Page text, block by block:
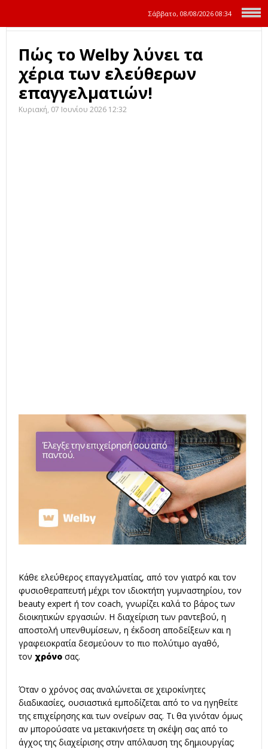
Σάββατο, 08/08/2026 08:34
Πώς το Welby λύνει τα
χέρια των ελεύθερων
επαγγελματιών!
Κυριακή, 07 Ιουνίου 2026 12:32
Κάθε ελεύθερος επαγγελματίας, από τον γιατρό και τον
φυσιοθεραπευτή μέχρι τον ιδιοκτήτη γυμναστηρίου, τον
beauty expert ή τον coach, γνωρίζει καλά το βάρος των
διοικητικών εργασιών. Η διαχείριση των ραντεβού, η
αποστολή υπενθυμίσεων, η έκδοση αποδείξεων και η
γραφειοκρατία δεσμεύουν το πιο πολύτιμο αγαθό,
τον χρόνο σας.
Όταν ο χρόνος σας αναλώνεται σε χειροκίνητες
διαδικασίες, ουσιαστικά εμποδίζεται από το να ηγηθείτε
της επιχείρησης και των ονείρων σας. Τι θα γινόταν όμως
αν μπορούσατε να μετακινήσετε τη σκέψη σας από το
άγχος της διαχείρισης στην απόλαυση της δημιουργίας;